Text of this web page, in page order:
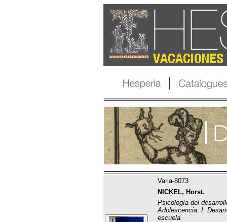
Varia-8073
NICKEL, Horst.
Psicología del
Adolescencia. I:
escuela.